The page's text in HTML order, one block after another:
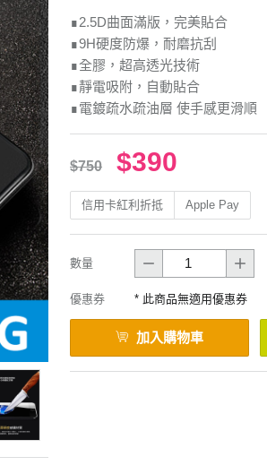
∎2.5D曲面滿版，完美貼合
∎9H硬度防爆，耐磨抗刮
∎全膠，超高透光技術
∎靜電吸附，自動貼合
∎電鍍疏水疏油層 使手感更滑順
$750 $390
信用卡紅利折抵 Apple Pay
數量
優惠券 * 此商品無適用優惠券
加入購物車